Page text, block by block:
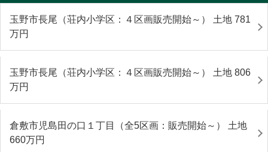
玉野市長尾（荘内小学区：４区画販売開始～） 土地 781
万円
玉野市長尾（荘内小学区：４区画販売開始～） 土地 806
万円
倉敷市児島田の口１丁目（全5区画：販売開始～） 土地
660万円